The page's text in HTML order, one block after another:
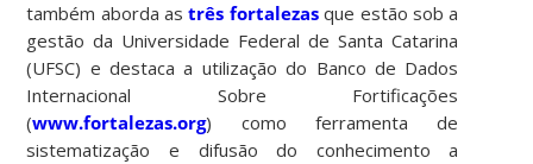
também aborda astrês fortalezasque estão sob a
gestão da Universidade Federal de Santa Catarina
(UFSC) e destaca a utilização do Banco de Dados
Internacional Sobre Fortificações
(www.fortalezas.org) como ferramenta de
sistematização e difusão do conhecimento a